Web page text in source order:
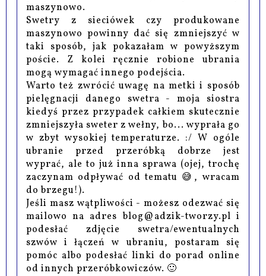
maszynowo.
Swetry z sieciówek czy produkowane
maszynowo powinny dać się zmniejszyć w
taki sposób, jak pokazałam w powyższym
poście. Z kolei ręcznie robione ubrania
mogą wymagać innego podejścia.
Warto też zwrócić uwagę na metki i sposób
pielęgnacji danego swetra - moja siostra
kiedyś przez przypadek całkiem skutecznie
zmniejszyła sweter z wełny, bo... wyprała go
w zbyt wysokiej temperaturze. :/ W ogóle
ubranie przed przeróbką dobrze jest
wyprać, ale to już inna sprawa (ojej, trochę
zaczynam odpływać od tematu 😅, wracam
do brzegu!).
Jeśli masz wątpliwości - możesz odezwać się
mailowo na adres blog@adzik-tworzy.pl i
podesłać zdjęcie swetra/ewentualnych
szwów i łączeń w ubraniu, postaram się
pomóc albo podesłać linki do porad online
od innych przeróbkowiczów. 🙂